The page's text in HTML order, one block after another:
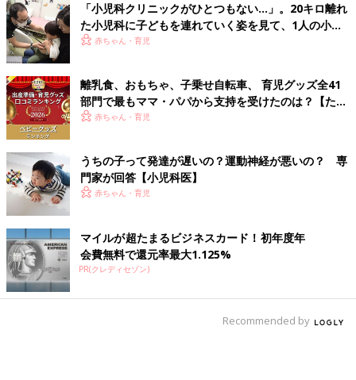
「小児科クリニックがひとつもない…」。20キロ離れ
た小児科に子どもを連れていく姿を見て、1人の小児
科医の決意
赤ちゃん・育児
離乳食、おもちゃ、子乗せ自転車、 育児グッズ全41
部門で最もママ・パパから支持を受けたのは？【たま
ひよ 赤ちゃんグッズ大賞2026】
赤ちゃん・育児
うちの子って発達が遅いの？運動神経が悪いの？ 専
門家が回答【小児科医】
赤ちゃん・育児
マイルが超たまるビジネスカード！初年度年
会費無料で還元率最大1.125%
PR(クレディセゾン)
Recommended by